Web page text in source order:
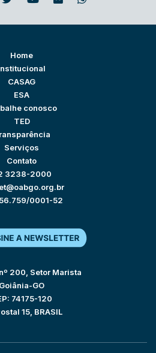
Home
CASAG
ESA
conosco
TED
Serviços
Contato
3238-2000
0001-52
nº 200, Setor Marista
Goiânia-GO
74175-120
15, BRASIL